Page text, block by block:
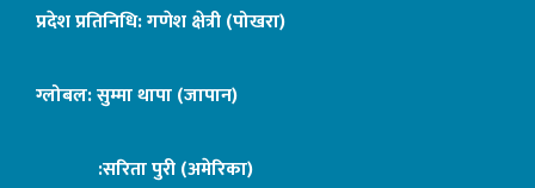
प्रदेश प्रतिनिधि: गणेश क्षेत्री (पोखरा)
ग्लोबल: सुम्मा थापा (जापान)
:सरिता पुरी (अमेरिका)